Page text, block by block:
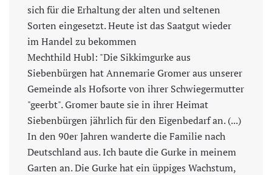
sich für die Erhaltung der alten und seltenen
Sorten eingesetzt. Heute ist das Saatgut wieder
im Handel zu bekommen
Mechthild Hubl: "Die Sikkimgurke aus
Siebenbürgen hat Annemarie Gromer aus unserer
Gemeinde als Hofsorte von ihrer Schwiegermutter
"geerbt". Gromer baute sie in ihrer Heimat
Siebenbürgen jährlich für den Eigenbedarf an. (...)
In den 90er Jahren wanderte die Familie nach
Deutschland aus. Ich baute die Gurke in meinem
Garten an. Die Gurke hat ein üppiges Wachstum,